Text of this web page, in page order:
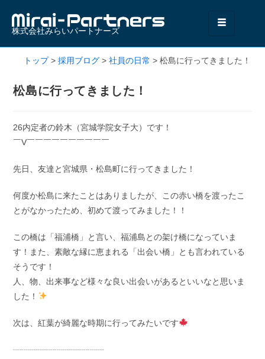
株式会社みらいパートナーズ
トップ> 採用ブログ > 社員の日常 > 松島に行ってきました！
松島に行ってきました！
26内定者の鈴木（宮城学院女子大）です！
￣V￣￣￣￣￣￣￣￣￣￣
先日、友達と宮城県・松島町に行ってきました！
何度か松島に来たことはありましたが、この赤い橋を渡ったこ
とがなかったため、初めて渡ってみました！！
この橋は「福浦橋」と言い、福浦島との架け橋になっていま
す！また、素敵な縁に恵まれる「出会い橋」とも言われている
そうです！
人、物、出来事など様々な良い出会いがあるといいなと思いま
した！
次は、紅葉が綺麗な時期に行ってみたいです
┈┈┈┈┈┈┈┈┈┈┈